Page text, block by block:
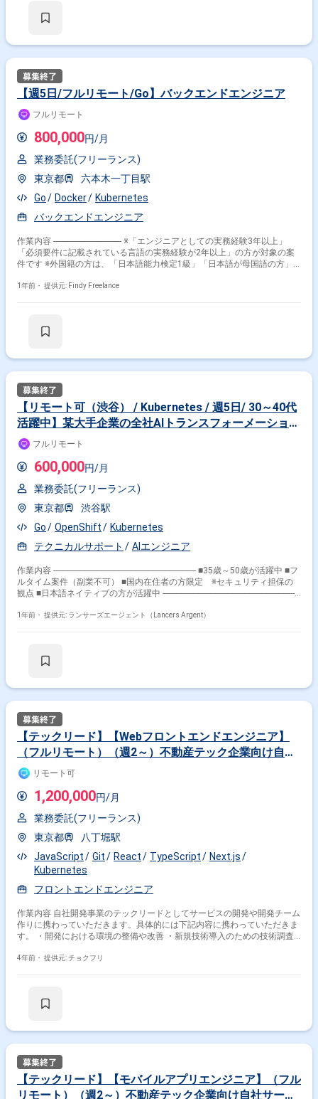
巻き取れるよう、構築・仕様を熟知していく ■作業内容 検証環境構
【週5日/フルリモート/Go】バックエンドエンジニア
フルリモート
800,000円/月
業務委託(フリーランス)
東京都
六本木一丁目駅
Go
Docker
Kubernetes
バックエンドエンジニア
作業内容 -------------------------------- ※「エンジニアとしての実務経験3年以上」
「必須要件に記載されている言語の実務経験が2年以上」の方が対象の案
件です ※外国籍の方は、「日本語能力検定1級」「日本語が母国語の方」
Freelanceで担当がついている方は、直接ご連絡いただいた方がスムーズで
展開する企業のサービスのリニューアルに向け、開発チームの立ち上げの
コントローラ化等、主にパフォーマンスの課題が大きい 【開発体制】 ■ 現
在 - 社内で日本人エンジニアが2名正社員+副業2名※エンド企業のエンジニ
ア含む - ベトナムのオフショアで約10名 ■ 8月時点での想定 - 日本チーム：
エンジニア4-5名（FE：2-3名、BE2-3）+副業2名※エンド企業のエンジニ
MTGの時間帯やチーム構成については並行して検討するため現段階で未確
1年前・ 提供元: Findy Freelance
【リモート可（渋谷） / Kubernetes / 週5日/ 30～40代
活躍中】某大手企業の全社AIトランスフォーメーション
PJにおける共通基盤のプロトタイプ検討および実装
フルリモート
600,000円/月
業務委託(フリーランス)
東京都
渋谷駅
Go
OpenShift
Kubernetes
テクニカルサポート
AIエンジニア
作業内容 ------------------------------------------------------------------- ■35歳～50歳が活躍中 ■フ
ルタイム案件（副業不可） ■国内在住者の方限定 ※セキュリティ担保の
観点 ■日本語ネイティブの方が活躍中 -----------------------------------------------------------------
い価値を創出します。 スタートアップから大企業まで柔軟性と拡張性の高
構築を進めております。 今回、1つの体制にアサインではなくいくつかの
(初日のみ渋谷出社) ・就業時間:9:00〜18:00（休憩は1時間） ・面
談 ：1回
1年前・ 提供元: ランサーズエージェント（Lancers Argent）
【テックリード】【Webフロントエンドエンジニア】
（フルリモート）（週2～）不動産テック企業向け自社
サービススマホアプリ開発
リモート可
1,200,000円/月
業務委託(フリーランス)
東京都
八丁堀駅
JavaScript
Git React TypeScript
Next.js
Kubernetes
フロントエンドエンジニア
作業内容 自社開発事業のテックリードとしてサービスの開発や開発チーム
作りに携わっていただきます。具体的には下記内容に携わっていただきま
す。 ・開発における環境の整備や改善 ・新規技術導入のための技術調査
備 ・ログ基盤整備
4年前・ 提供元: チョクフリ
【テックリード】【モバイルアプリエンジニア】（フル
リモート）（週2～）不動産テック企業向け自社サービ